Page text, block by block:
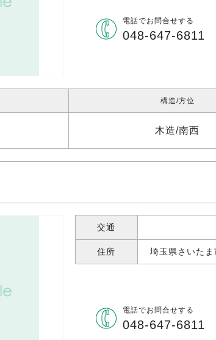
電話でお問合せする
048-647-6811
構造 方位
木造 南西
交通
住所 埼玉県さいた
電話でお問合せする
048-647-6811